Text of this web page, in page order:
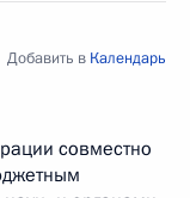
Добавить в Календарь
совместно